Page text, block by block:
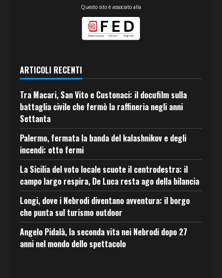
Questo sito è associato alla
ARTICOLI RECENTI
Tra Macari, San Vito e Custonaci: il docufilm sulla
battaglia civile che fermò la raffineria negli anni
Settanta
Palermo, fermata la banda del kalashnikov e degli
incendi: otto fermi
La Sicilia del voto locale scuote il centrodestra: il
campo largo respira, De Luca resta ago della bilancia
Longi, dove i Nebrodi diventano avventura: il borgo
che punta sul turismo outdoor
Angelo Pidalà, la seconda vita nei Nebrodi dopo 27
anni nel mondo dello spettacolo